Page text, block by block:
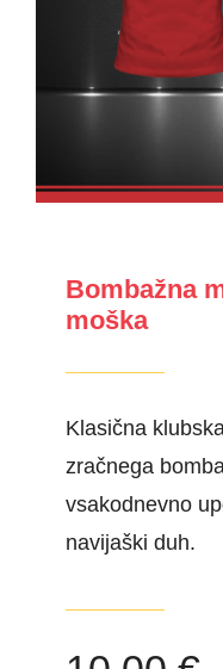
Bombažna
moška
Klasična
zračnega
vsakodnevno
navijaški duh.